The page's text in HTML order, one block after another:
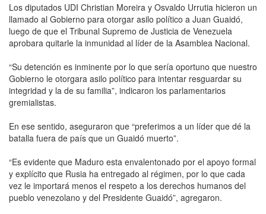
Los diputados UDI Christian Moreira y Osvaldo Urrutia hicieron un
llamado al Gobierno para otorgar asilo político a Juan Guaidó,
luego de que el Tribunal Supremo de Justicia de Venezuela
aprobara quitarle la inmunidad al líder de la Asamblea Nacional.
“Su detención es inminente por lo que sería oportuno que nuestro
Gobierno le otorgara asilo político para intentar resguardar su
integridad y la de su familia”, indicaron los parlamentarios
gremialistas.
En ese sentido, aseguraron que “preferimos a un líder que dé la
batalla fuera de país que un Guaidó muerto”.
“Es evidente que Maduro esta envalentonado por el apoyo formal
y explícito que Rusia ha entregado al régimen, por lo que cada
vez le importará menos el respeto a los derechos humanos del
pueblo venezolano y del Presidente Guaidó”, agregaron.